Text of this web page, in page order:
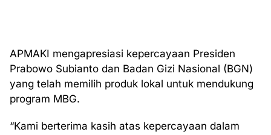
APMAKI mengapresiasi kepercayaan Presiden
Prabowo Subianto dan Badan Gizi Nasional (BGN)
yang telah memilih produk lokal untuk mendukung
program MBG.
“Kami berterima kasih atas kepercayaan dalam